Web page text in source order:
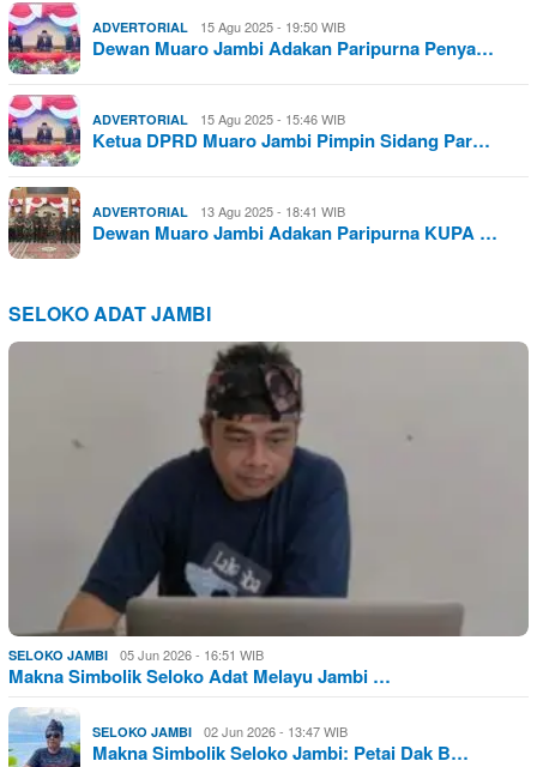
ADVERTORIAL 15 Agu 2025 - 19:50 WIB
Dewan Muaro Jambi Adakan Paripurna Penya…
ADVERTORIAL 15 Agu 2025 - 15:46 WIB
Ketua DPRD Muaro Jambi Pimpin Sidang Par…
ADVERTORIAL 13 Agu 2025 - 18:41 WIB
Dewan Muaro Jambi Adakan Paripurna KUPA …
SELOKO ADAT JAMBI
SELOKO JAMBI 05 Jun 2026 - 16:51 WIB
Makna Simbolik Seloko Adat Melayu Jambi …
SELOKO JAMBI 02 Jun 2026 - 13:47 WIB
Makna Simbolik Seloko Jambi: Petai Dak B…